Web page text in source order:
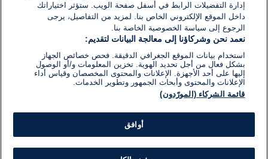
إدارة التفضيلات الرابط في أسفل صفحة الويب. ستؤثر اختياراتك
داخل الموقع الإلكتروني الخاص بنا. لمزيد من التفاصيل، يرجى
الرجوع إلى سياسة الخصوصية الخاصة بنا.
نعمد نحن وشركاؤنا إلى معالجة البيانات لتقديم:
استخدام بيانات الموقع الجغرافي الدقيقة. فحص خصائص الجهاز
بشكل فعال من أجل تحديد الهوية. تخزين المعلومات و/أو الوصول
إليها على أحد الأجهزة. الإعلانات والمحتوى المخصصان وقياس أداء
الإعلانات والمحتوى وأبحاث الجمهور وتطوير الخدمات.
قائمة الشركاء (المورّدون)
أوافق